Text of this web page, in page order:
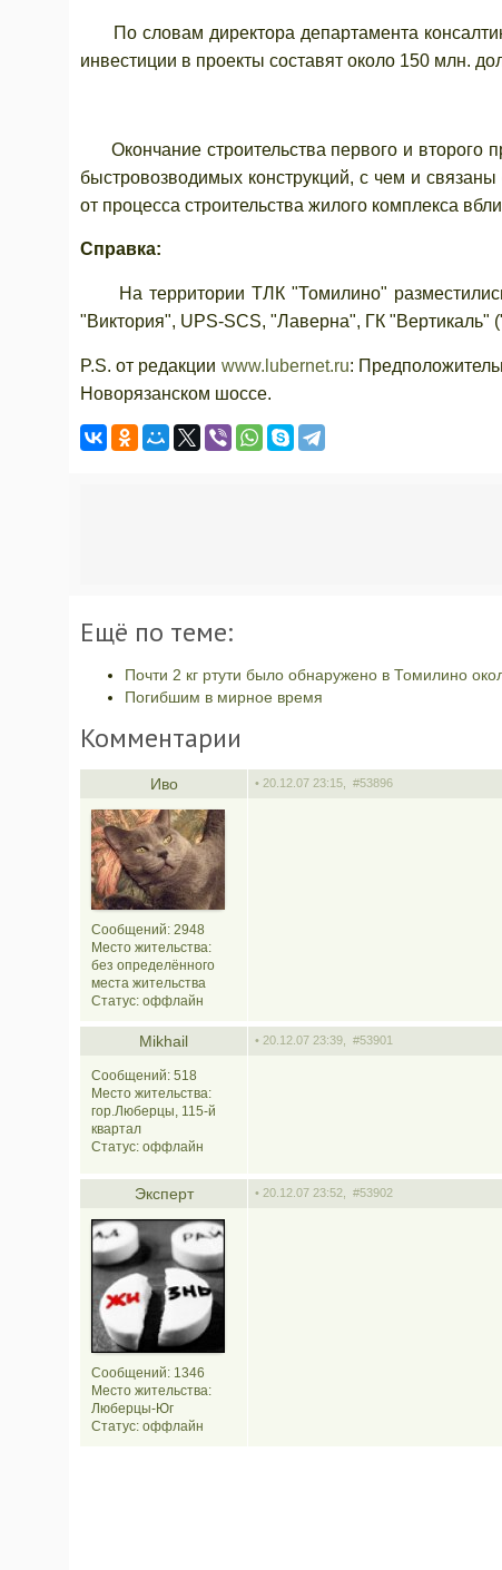
По словам директора департамента
инвестиции в проекты составят около 150 млн.
Окончание строительства первого и второго
быстровозводимых конструкций, с чем и
от процесса строительства жилого комплекса
Справка:
На территории ТЛК "Томилино"
"Виктория", UPS-SCS, "Лаверна", ГК
P.S. от редакции www.lubernet.ru:
Новорязанском шоссе.
Ещё по теме:
Почти 2 кг ртути было обнаружено в Томилино
Погибшим в мирное время
Комментарии
Иво • 20.12.07 23:15, #53896
Сообщений: 2948
Место жительства:
без определённого
места жительства
Статус: оффлайн
Mikhail • 20.12.07 23:39, #53901
Сообщений: 518
Место жительства:
гор.Люберцы, 115-й
квартал
Статус: оффлайн
Эксперт • 20.12.07 23:52, #53902
Сообщений: 1346
Место жительства:
Люберцы-Юг
Статус: оффлайн